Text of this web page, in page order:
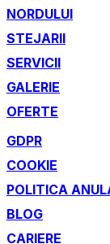
NORDULUI
STEJARII
SERVICII
GALERIE
OFERTE
GDPR
COOKIE
POLITICA
BLOG
CARIERE